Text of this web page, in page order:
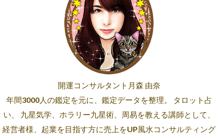
開運コンサルタント月森 由奈
年間3000人の鑑定を元に、鑑定データを整理。 タロット占
い、 九星気学、ホラリー九星術、周易を教える講師として、
経営者様、起業を目指す方に売上をUP風水コンサルティング